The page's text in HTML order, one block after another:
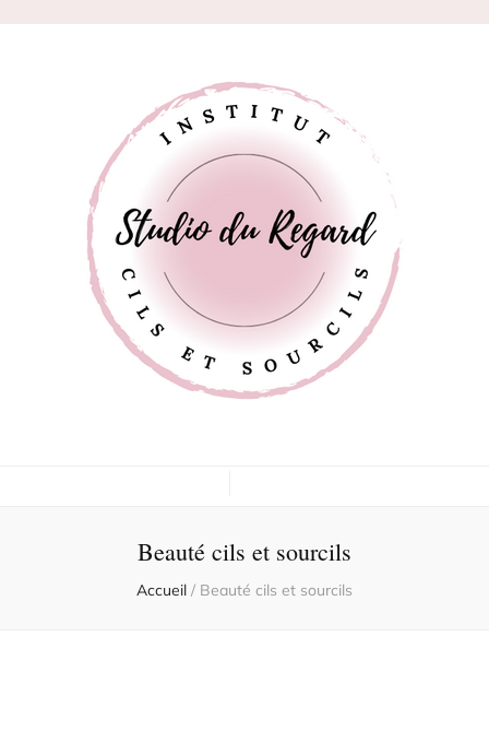
Beauté cils et sourcils
Accueil / Beauté cils et sourcils